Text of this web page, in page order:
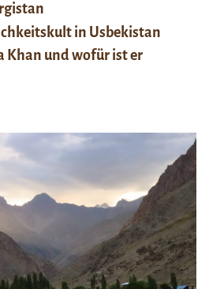
in Usbekistan
Khan und wofür ist er